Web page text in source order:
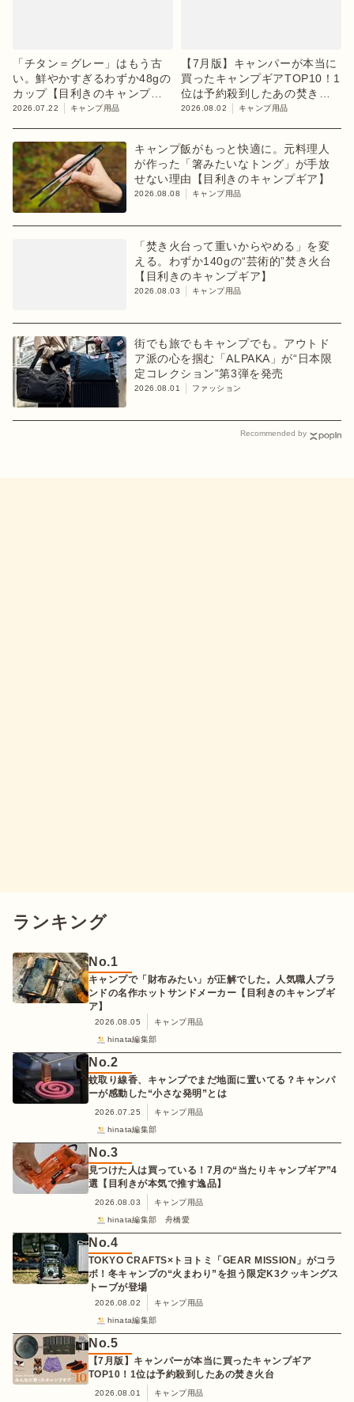
「チタン＝グレー」はもう古
い。鮮やかすぎるわずか48gの
カップ【目利きのキャンプギ
ア】
2026.07.22 キャンプ用品
【7月版】キャンパーが本当に
買ったキャンプギアTOP10！1
位は予約殺到したあの焚き火
台
2026.08.02 キャンプ用品
キャンプ飯がもっと快適に。元料理人
が作った「箸みたいなトング」が手放
せない理由【目利きのキャンプギア】
2026.08.08 キャンプ用品
「焚き火台って重いからやめる」を変
える。わずか140gの“芸術的”焚き火台
【目利きのキャンプギア】
2026.08.03 キャンプ用品
街でも旅でもキャンプでも。アウトド
ア派の心を掴む「ALPAKA」が“日本限
定コレクション”第3弾を発売
2026.08.01 ファッション
Recommended by
ランキング
No.1
キャンプで「財布みたい」が正解でした。人気職人ブラ
ンドの名作ホットサンドメーカー【目利きのキャンプギ
ア】
2026.08.05
キャンプ用品
hinata編集部
No.2
蚊取り線香、キャンプでまだ地面に置いてる？キャンパ
ーが感動した“小さな発明”とは
2026.07.25
キャンプ用品
hinata編集部
No.3
見つけた人は買っている！7月の“当たりキャンプギア”4
選【目利きが本気で推す逸品】
2026.08.03
キャンプ用品
hinata編集部 舟橋愛
No.4
TOKYO CRAFTS×トヨトミ「GEAR MISSION」がコラ
ボ！冬キャンプの“火まわり”を担う限定K3クッキングス
トーブが登場
2026.08.02
キャンプ用品
hinata編集部
No.5
【7月版】キャンパーが本当に買ったキャンプギア
TOP10！1位は予約殺到したあの焚き火台
2026.08.01
キャンプ用品